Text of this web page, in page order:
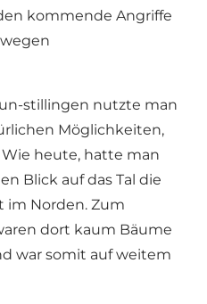
kommende Angriffe
stillingen nutzte man
Möglichkeiten,
heute, hatte man
Blick auf das Tal die
im Norden. Zum
dort kaum Bäume
war somit auf weitem